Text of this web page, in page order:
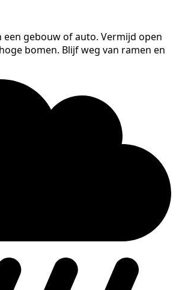
gebouw of auto. Vermijd open
bomen. Blijf weg van ramen en